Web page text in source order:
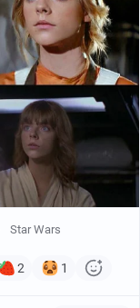
Star Wars
2 1